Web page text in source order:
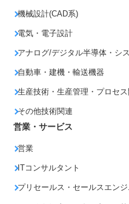
機械設計(CAD系)
電気・電子設計
アナログ/デジタル半導体・シ
自動車・建機・輸送機器
生産技術・生産管理・プロセス
その他技術関連
営業・サービス
営業
ITコンサルタント
プリセールス・セールスエン